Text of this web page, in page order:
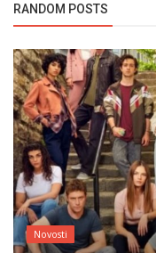
RANDOM POSTS
Novosti